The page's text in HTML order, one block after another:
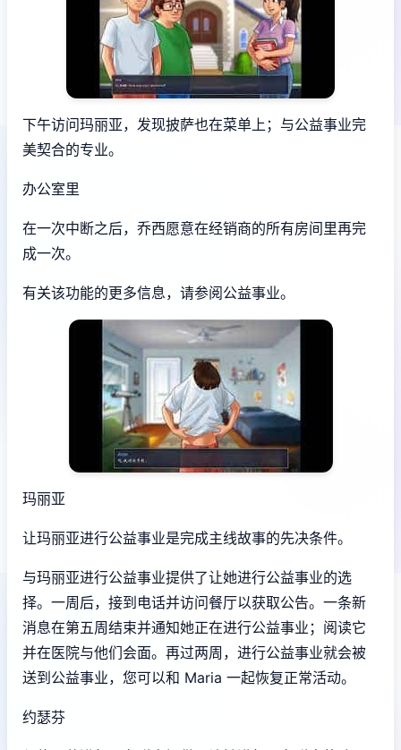
下午访问玛丽亚，发现披萨也在菜单上；与公益事业完
美契合的专业。
办公室里
在一次中断之后，乔西愿意在经销商的所有房间里再完
成一次。
有关该功能的更多信息，请参阅公益事业。
玛丽亚
让玛丽亚进行公益事业是完成主线故事的先决条件。
与玛丽亚进行公益事业提供了让她进行公益事业的选
择。一周后，接到电话并访问餐厅以获取公告。一条新
消息在第五周结束并通知她正在进行公益事业；阅读它
并在医院与他们会面。再过两周，进行公益事业就会被
送到公益事业，您可以和 Maria 一起恢复正常活动。
约瑟芬